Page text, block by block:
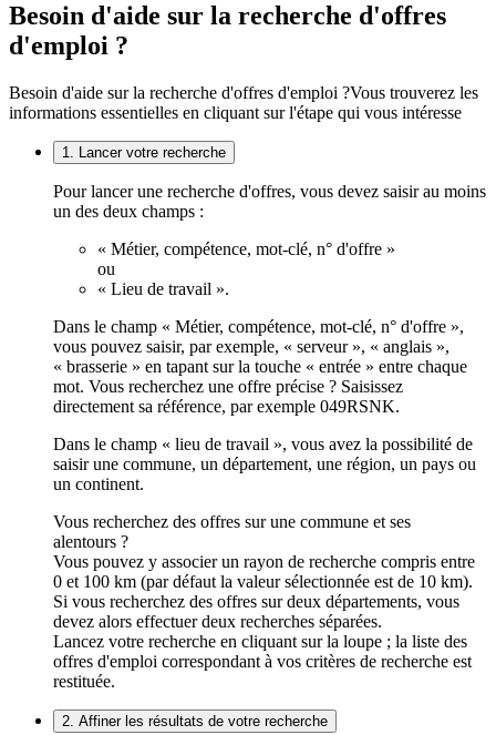
Besoin d'aide sur la recherche d'offres
d'emploi ?
Besoin d'aide sur la recherche d'offres d'emploi ?Vous trouverez les
informations essentielles en cliquant sur l'étape qui vous intéresse
1. Lancer votre recherche
Pour lancer une recherche d'offres, vous devez saisir au moins
un des deux champs :
« Métier, compétence, mot-clé, n° d'offre »
ou
« Lieu de travail ».
Dans le champ « Métier, compétence, mot-clé, n° d'offre »,
vous pouvez saisir, par exemple, « serveur », « anglais »,
« brasserie » en tapant sur la touche « entrée » entre chaque
mot. Vous recherchez une offre précise ? Saisissez
directement sa référence, par exemple 049RSNK.
Dans le champ « lieu de travail », vous avez la possibilité de
saisir une commune, un département, une région, un pays ou
un continent.
Vous recherchez des offres sur une commune et ses
alentours ?
Vous pouvez y associer un rayon de recherche compris entre
0 et 100 km (par défaut la valeur sélectionnée est de 10 km).
Si vous recherchez des offres sur deux départements, vous
devez alors effectuer deux recherches séparées.
Lancez votre recherche en cliquant sur la loupe ; la liste des
offres d'emploi correspondant à vos critères de recherche est
restituée.
2. Affiner les résultats de votre recherche